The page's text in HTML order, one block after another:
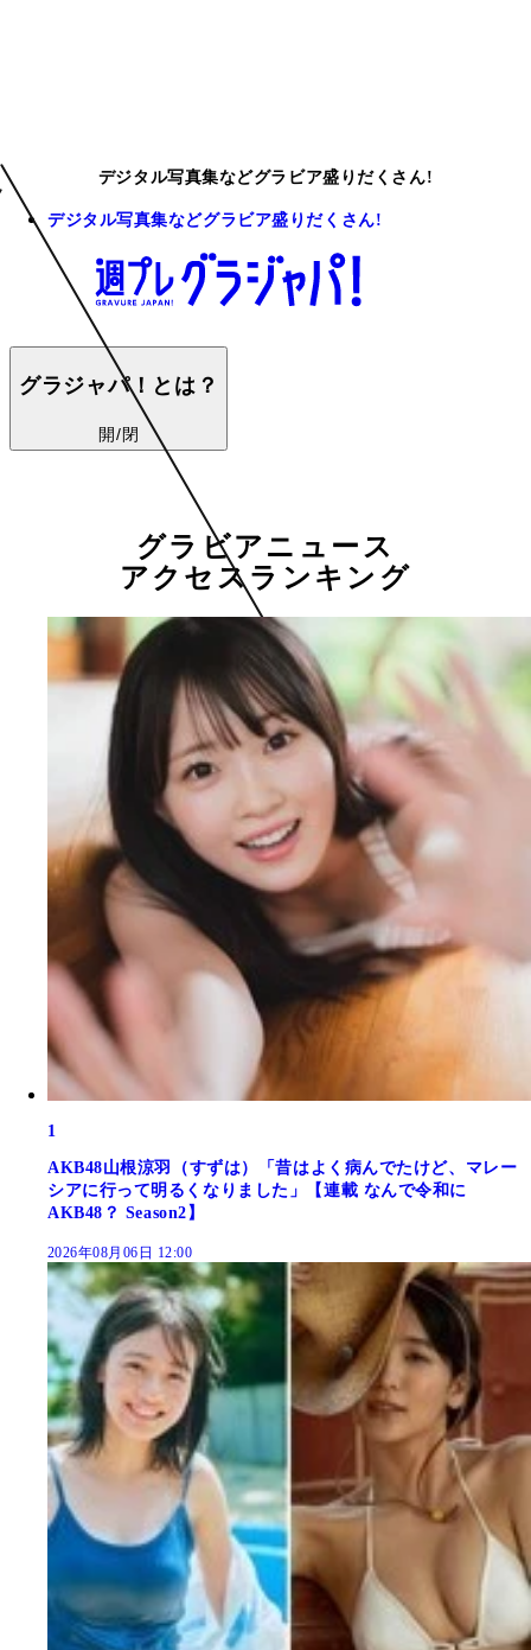
デジタル写真集などグラビア盛りだくさん!
デジタル写真集などグラビア盛りだくさん!
グラジャパ！とは？
開/閉
グラビアニュース
アクセスランキング
1
AKB48山根涼羽（すずは）「昔はよく病んでたけど、マレー
シアに行って明るくなりました」【連載 なんで令和に
AKB48？ Season2】
2026年08月06日 12:00